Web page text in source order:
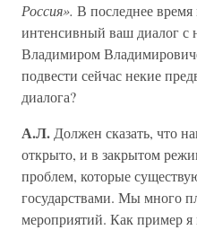
Россия». В последнее
интенсивный ваш диалог
Владимиром
подвести сейчас некие
диалога?
А.Л. Должен сказать, что
открыто, и в закрытом
проблем, которые
государствами. Мы много
мероприятий. Как пример я